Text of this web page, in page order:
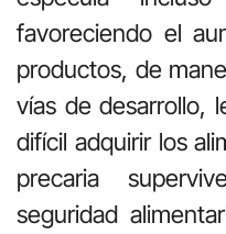
favoreciendo el
productos, de
vías de desarrollo,
difícil adquirir los
precaria
seguridad